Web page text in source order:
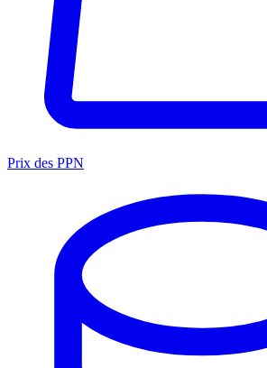
Prix des PPN